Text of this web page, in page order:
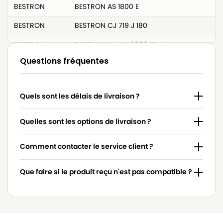
BESTRON
BESTRON AS 1800 E
BESTRON
BESTRON CJ 719 J 180
BESTRON
BESTRON CP CY 3806 EP 4
BESTRON
BESTRON D 00013
BESTRON
BESTRON D 0013 S
BESTRON
BESTRON D 0016 S
BESTRON
BESTRON D 2010 EBB
BESTRON
BESTRON DBB 2200 E
BESTRON
BESTRON DBB 2500 E
Questions fréquentes
Quels sont les délais de livraison ?
Quelles sont les options de livraison ?
Comment contacter le service client ?
Que faire si le produit reçu n'est pas compatible ?